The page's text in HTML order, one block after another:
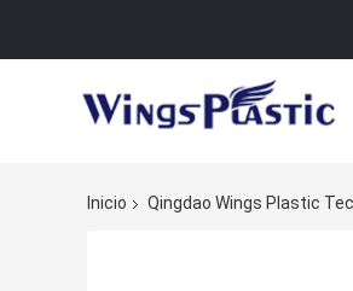
Inicio Qingdao Wings Plastic